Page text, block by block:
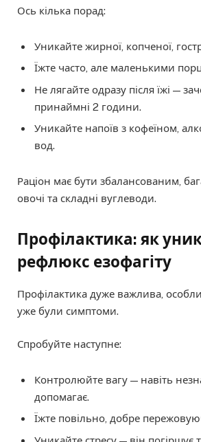
Ось кілька порад:
Уникайте жирної, копченої,
Їжте часто, але маленькими
Не лягайте одразу після їжі —
принаймні 2 години.
Уникайте напоїв з кофеїном,
вод.
Раціон має бути збалансованим,
овочі та складні вуглеводи.
Профілактика: як
рефлюкс езофагіту
Профілактика дуже важлива,
уже були симптоми.
Спробуйте наступне:
Контролюйте вагу — навіть
допомагає.
Їжте повільно, добре